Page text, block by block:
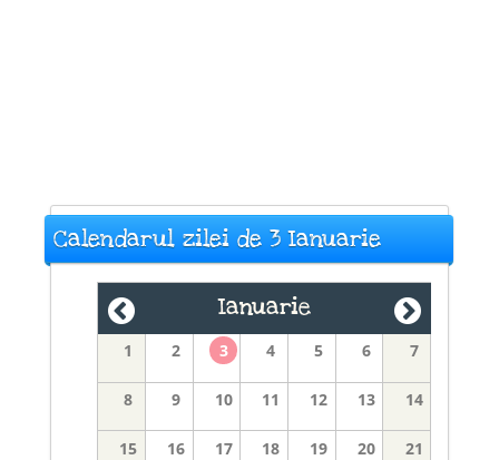
Calendarul zilei de 3 Ianuarie
Ianuarie
1 2 3 4 5 6 7
8 9 10 11 12 13 14
15 16 17 18 19 20 21